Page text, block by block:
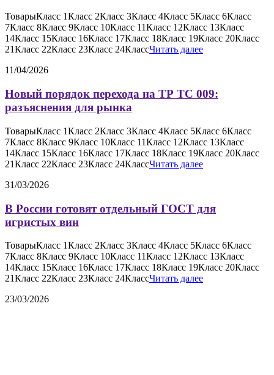
ТоварыКласс 1Класс 2Класс 3Класс 4Класс 5Класс 6Класс
7Класс 8Класс 9Класс 10Класс 11Класс 12Класс 13Класс
14Класс 15Класс 16Класс 17Класс 18Класс 19Класс 20Класс
21Класс 22Класс 23Класс 24КлассЧитать далее
11/04/2026
Новый порядок перехода на ТР ТС 009:
разъяснения для рынка
ТоварыКласс 1Класс 2Класс 3Класс 4Класс 5Класс 6Класс
7Класс 8Класс 9Класс 10Класс 11Класс 12Класс 13Класс
14Класс 15Класс 16Класс 17Класс 18Класс 19Класс 20Класс
21Класс 22Класс 23Класс 24КлассЧитать далее
31/03/2026
В России готовят отдельный ГОСТ для
игристых вин
ТоварыКласс 1Класс 2Класс 3Класс 4Класс 5Класс 6Класс
7Класс 8Класс 9Класс 10Класс 11Класс 12Класс 13Класс
14Класс 15Класс 16Класс 17Класс 18Класс 19Класс 20Класс
21Класс 22Класс 23Класс 24КлассЧитать далее
23/03/2026